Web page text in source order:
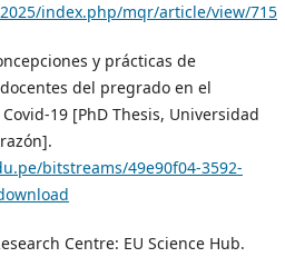
index.php/mqr/article/view/715
y prácticas de
del pregrado en el
19 [PhD Thesis, Universidad
bitstreams/49e90f04-3592-
Centre: EU Science Hub.